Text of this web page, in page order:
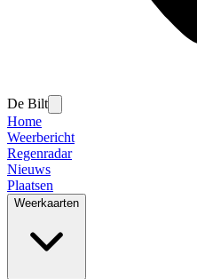
De Bilt
Home
Weerbericht
Regenradar
Nieuws
Plaatsen
Weerkaarten